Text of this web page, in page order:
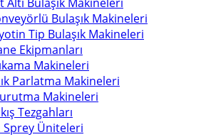
Bulaşık Makineleri
Tip Bulaşık Makineleri
Ekipmanları
Makineleri
Parlatma Makineleri
Makineleri
Tezgahları
Sprey Üniteleri